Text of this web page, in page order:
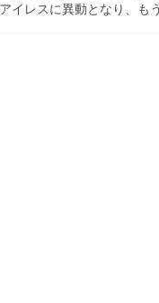
イレスに異動となり、